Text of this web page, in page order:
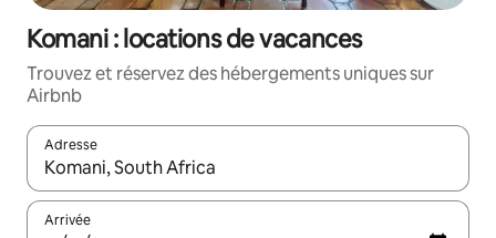
Komani : locations de vacances
Trouvez et réservez des hébergements uniques sur
Airbnb
Adresse
Lorsque les résultats s'affichent, utilisez les flèches vers le
Arrivée